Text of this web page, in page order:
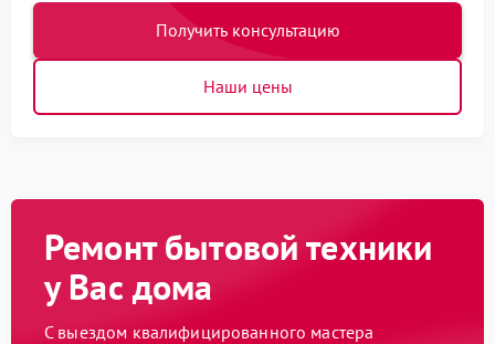
Получить консультацию
Наши цены
Ремонт бытовой техники
у Вас дома
С выездом квалифицированного мастера